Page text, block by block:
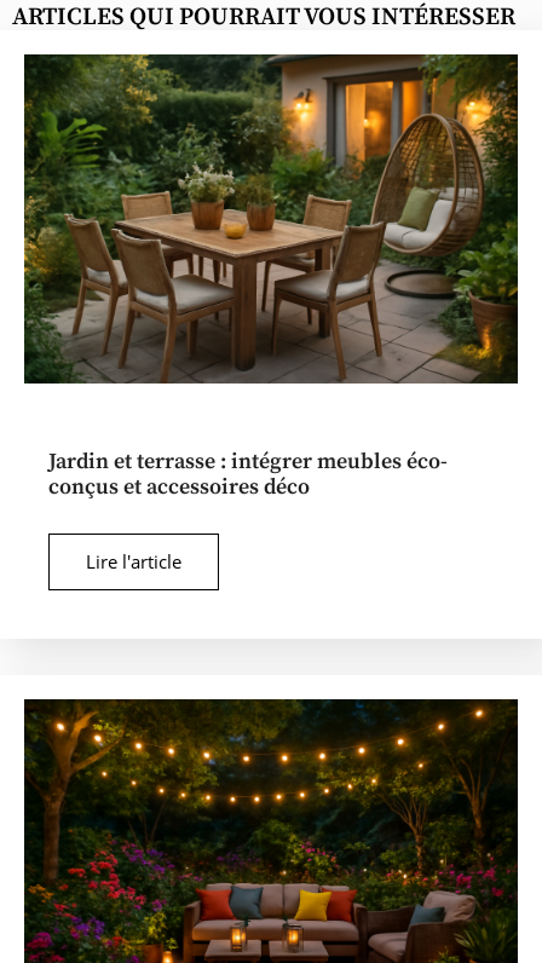
ARTICLES QUI POURRAIT VOUS INTÉRESSER
Jardin et terrasse : intégrer meubles éco-
conçus et accessoires déco
Lire l'article